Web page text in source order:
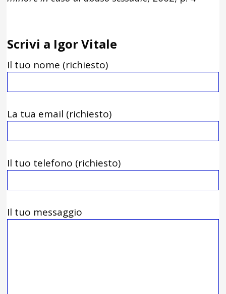
Scrivi a Igor Vitale
Il tuo nome (richiesto)
La tua email (richiesto)
Il tuo telefono (richiesto)
Il tuo messaggio